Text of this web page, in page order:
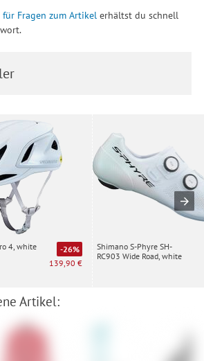
für Fragen zum Artikelerhältst du schnell
4, white
-26%
139,90 €
Shimano S-Phyre SH-
RC903 Wide Road, white
Artikel: